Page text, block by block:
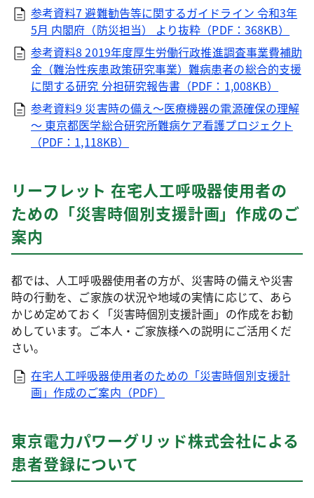
参考資料7 避難勧告等に関するガイドライン 令和3年
5月 内閣府（防災担当） より抜粋（PDF：368KB）
参考資料8 2019年度厚生労働行政推進調査事業費補助
金（難治性疾患政策研究事業）難病患者の総合的支援
に関する研究 分担研究報告書（PDF：1,008KB）
参考資料9 災害時の備え～医療機器の電源確保の理解
～ 東京都医学総合研究所難病ケア看護プロジェクト
（PDF：1,118KB）
リーフレット 在宅人工呼吸器使用者の
ための「災害時個別支援計画」作成のご
案内
都では、人工呼吸器使用者の方が、災害時の備えや災害
時の行動を、ご家族の状況や地域の実情に応じて、あら
かじめ定めておく「災害時個別支援計画」の作成をお勧
めしています。ご本人・ご家族様への説明にご活用くだ
さい。
在宅人工呼吸器使用者のための「災害時個別支援計
画」作成のご案内（PDF）
東京電力パワーグリッド株式会社による
患者登録について